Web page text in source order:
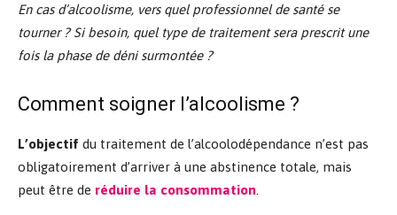
En cas d’alcoolisme, vers quel professionnel de santé se
tourner ? Si besoin, quel type de traitement sera prescrit une
fois la phase de déni surmontée ?
Comment soigner l’alcoolisme ?
L’objectif du traitement de l’alcoolodépendance n’est pas
obligatoirement d’arriver à une abstinence totale, mais
peut être de réduire la consommation